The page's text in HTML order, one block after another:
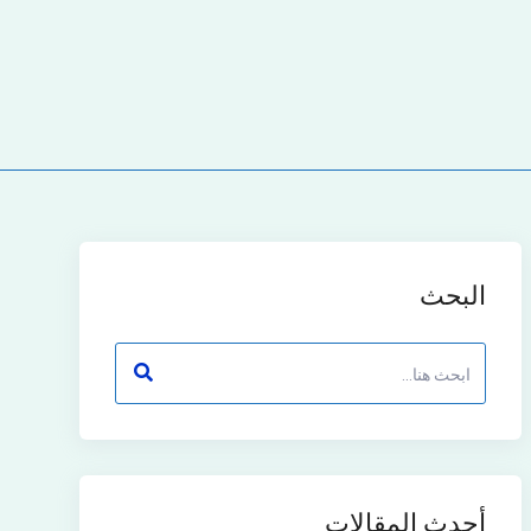
البحث
أحدث المقالات